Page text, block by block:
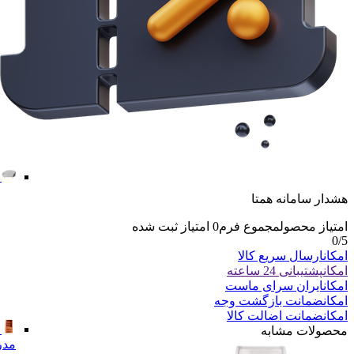
هشدار سامانه همتا
امتیاز محصولمجموع فرم0 امتیاز ثبت شده
0/5
امکانارسال سریع کالا
امکانپشتیبانی 24 ساعته
امکانایران سرای ماست
امکانضمانت بازگشت وجه
امکانضمانت اضالت کالا
محصولات مشابه